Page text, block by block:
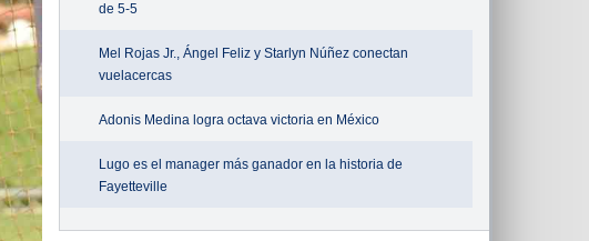
de 5-5
Mel Rojas Jr., Ángel Feliz y Starlyn Núñez conectan
vuelacercas
Adonis Medina logra octava victoria en México
Lugo es el manager más ganador en la historia de
Fayetteville